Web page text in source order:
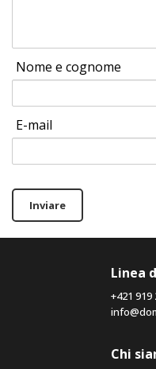
Nome e cognome
E-mail
Inviare
Linea
+421 919
Chi